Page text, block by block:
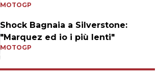
MOTOGP
Shock Bagnaia a Silverstone:
"Marquez ed io i più lenti"
MOTOGP